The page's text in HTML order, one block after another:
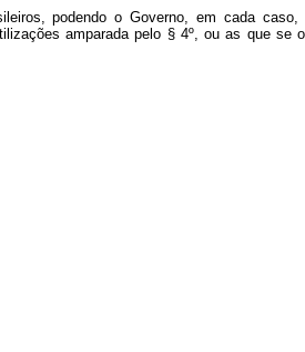
podendo o Governo, em cada
amparada pelo § 4º, ou as que se